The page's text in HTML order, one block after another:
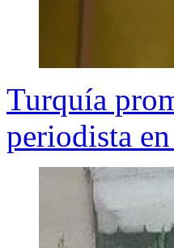
Turquía
periodista